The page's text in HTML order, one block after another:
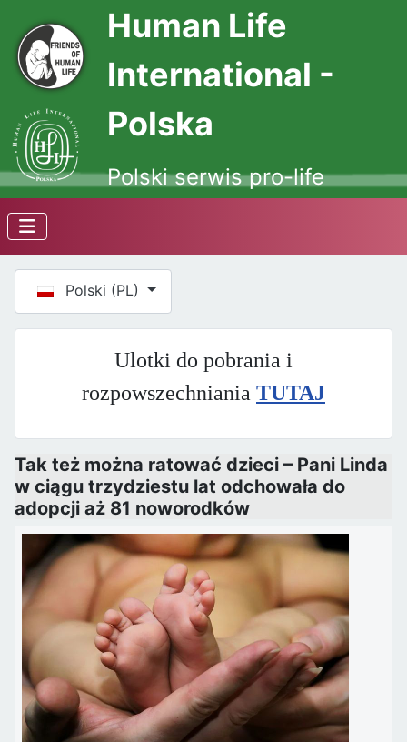
Human Life
International -
Polska
Polski serwis pro-life
Wybierz swój język
Polski (PL)
Ulotki do pobrania i
rozpowszechniania TUTAJ
Tak też można ratować dzieci – Pani Linda
w ciągu trzydziestu lat odchowała do
adopcji aż 81 noworodków